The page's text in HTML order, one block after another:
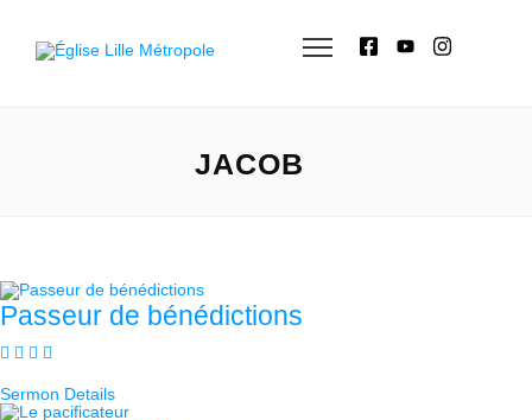
JACOB
Passeur de bénédictions
Sermon Details